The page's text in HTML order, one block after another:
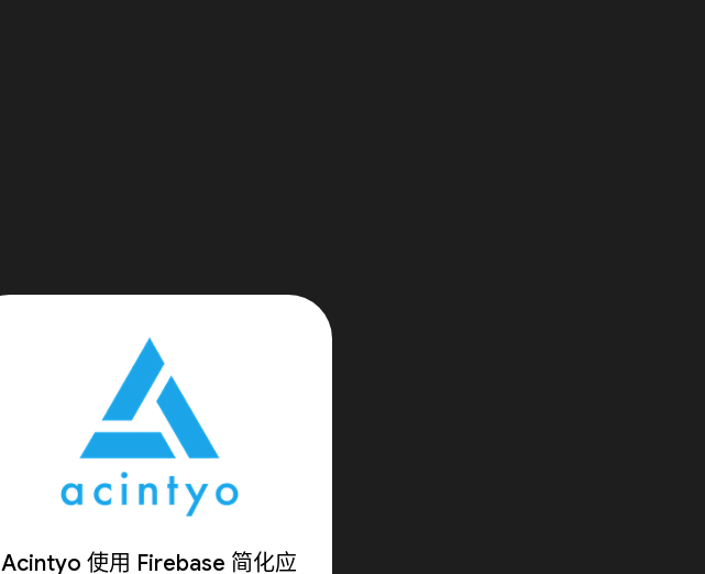
Acintyo 使用 Firebase 简化应